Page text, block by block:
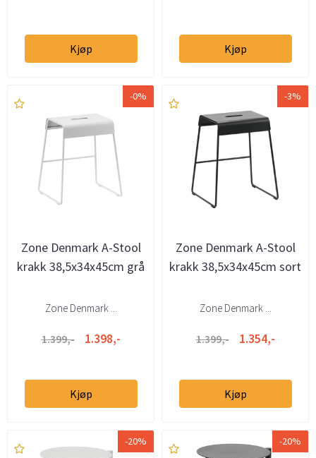
Kjøp Kjøp
-0%
Zone Denmark A-Stool
krakk 38,5x34x45cm grå
Zone Denmark ...
1.399,- 1.398,-
Kjøp
-3%
Zone Denmark A-Stool
krakk 38,5x34x45cm sort
Zone Denmark ...
1.399,- 1.354,-
Kjøp
-20% -20%